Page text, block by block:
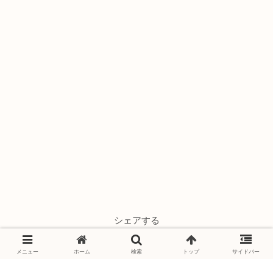
シェアする
メニュー ホーム 検索 トップ サイドバー